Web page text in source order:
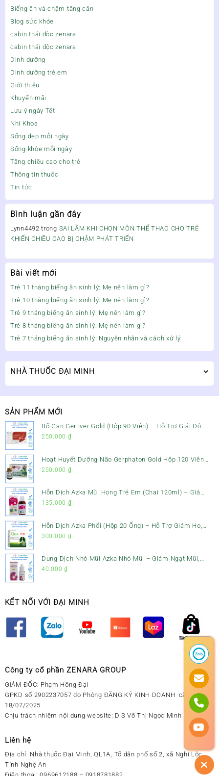
Biếng ăn và chậm tăng cân
Blog sức khỏe
cabin thải độc zenara
cabin thải độc zenara
Dinh dưỡng
Dinh dưỡng trẻ em
Giới thiệu
Khuyến mãi
Lưu ý ngày Tết
Nhi Khoa
Sống đẹp mỗi ngày
Sống khỏe mỗi ngày
Tăng chiều cao cho trẻ
Thông tin thuốc
Tin tức
Bình luận gần đây
Lynn4492 trong SAI LẦM KHI CHỌN MÔN THỂ THAO CHO TRẺ
KHIẾN CHIỀU CAO BỊ CHẬM PHÁT TRIỂN
Bài viết mới
Trẻ 11 tháng biếng ăn sinh lý: Mẹ nên làm gì?
Trẻ 10 tháng biếng ăn sinh lý: Mẹ nên làm gì?
Trẻ 9 tháng biếng ăn sinh lý: Mẹ nên làm gì?
Trẻ 8 tháng biếng ăn sinh lý: Mẹ nên làm gì?
Trẻ 7 tháng biếng ăn sinh lý: Nguyên nhân và cách xử lý
NHÀ THUỐC ĐẠI MINH
SẢN PHẨM MỚI
Bổ Gan Gerliver Gold (Hộp 90 Viên) – Hỗ Trợ Giải Độc
Gan, Mát Gan & Bảo Vệ Gan
250.000 ₫
Hoạt Huyết Dưỡng Não Gerphaton Gold Hộp 120 Viên
– Giảm Đau Đầu, Hoa Mắt, Chóng Mặt & Rối Loạn Tiền
250.000 ₫
Hỗn Dịch Azka Mũi Họng Trẻ Em (Chai 120ml) – Giảm
Ho, Tiêu Đờm & Đau Rát Họng
135.000 ₫
Hỗn Dịch Azka Phổi (Hộp 20 Ống) – Hỗ Trợ Giảm Ho,
Tiêu Đờm & Bổ Phổi
300.000 ₫
Dung Dịch Nhỏ Mũi Azka Nhỏ Mũi – Giảm Ngạt Mũi,
Sổ Mũi Cho Trẻ Sơ Sinh
40.000 ₫
KẾT NỐI VỚI ĐẠI MINH
Công ty cổ phần ZENARA GROUP
GIÁM ĐỐC: Phạm Hồng Đại
GPKD số 2902237057 do Phòng ĐĂNG KÝ KINH DOANH cấp ngày
18/07/2025
Chịu trách nhiệm nội dung website: D.S Võ Thị Ngọc Minh
Liên hệ
Địa chỉ: Nhà thuốc Đại Minh, QL1A, Tổ dân phố số 2, xã Nghi Lộc,
Tỉnh Nghệ An